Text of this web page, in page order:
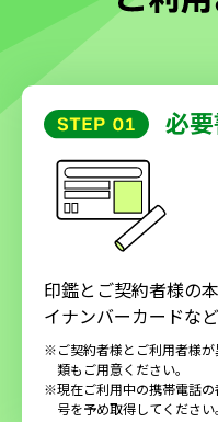
必
印鑑とご契約者様の
イナンバーカードな
※ご契約者様とご利用者様
類もご用意ください。
※現在ご利用中の携帯電話の
号を予め取得してください。